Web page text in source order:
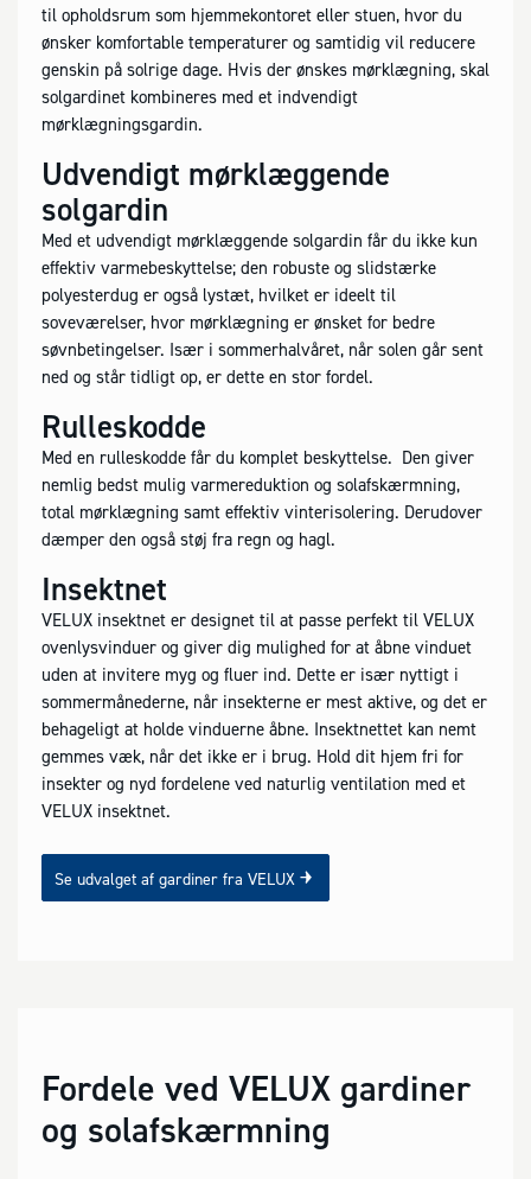
til opholdsrum som hjemmekontoret eller stuen, hvor du
ønsker komfortable temperaturer og samtidig vil reducere
genskin på solrige dage. Hvis der ønskes mørklægning, skal
solgardinet kombineres med et indvendigt
mørklægningsgardin.
Udvendigt mørklæggende
solgardin
Med et udvendigt mørklæggende solgardin får du ikke kun
effektiv varmebeskyttelse; den robuste og slidstærke
polyesterdug er også lystæt, hvilket er ideelt til
soveværelser, hvor mørklægning er ønsket for bedre
søvnbetingelser. Især i sommerhalvåret, når solen går sent
ned og står tidligt op, er dette en stor fordel.
Rulleskodde
Med en rulleskodde får du komplet beskyttelse. Den giver
nemlig bedst mulig varmereduktion og solafskærmning,
total mørklægning samt effektiv vinterisolering. Derudover
dæmper den også støj fra regn og hagl.
Insektnet
VELUX insektnet er designet til at passe perfekt til VELUX
ovenlysvinduer og giver dig mulighed for at åbne vinduet
uden at invitere myg og fluer ind. Dette er især nyttigt i
sommermånederne, når insekterne er mest aktive, og det er
behageligt at holde vinduerne åbne. Insektnettet kan nemt
gemmes væk, når det ikke er i brug. Hold dit hjem fri for
insekter og nyd fordelene ved naturlig ventilation med et
VELUX insektnet.
Se udvalget af gardiner fra VELUX
Fordele ved VELUX gardiner
og solafskærmning